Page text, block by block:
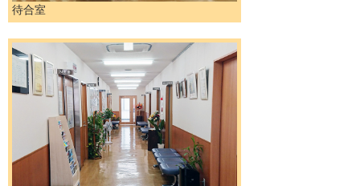
待合室